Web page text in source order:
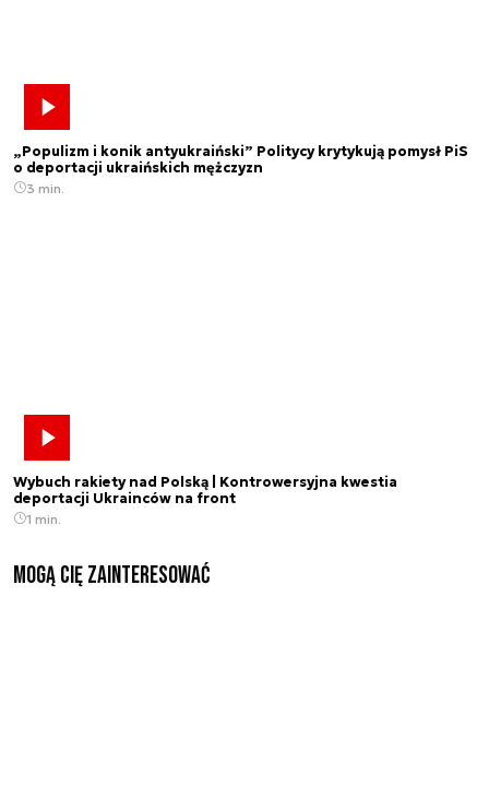
„Populizm i konik antyukraiński” Politycy krytykują pomysł PiS
o deportacji ukraińskich mężczyzn
3 min.
Wybuch rakiety nad Polską | Kontrowersyjna kwestia
deportacji Ukrainców na front
1 min.
Mogą Cię zainteresować